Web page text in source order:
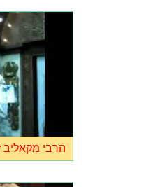
הרבי מקאליב